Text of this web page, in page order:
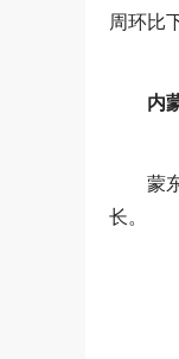
周环比
内
蒙
长。